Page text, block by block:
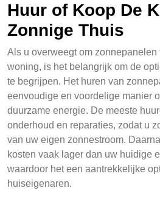
Huur of Koop De
Zonnige Thuis
Als u overweegt om
woning, is het belangrijk om de
te begrijpen. Het huren van
eenvoudige en voordelige manier
duurzame energie. De meeste
onderhoud en reparaties, zodat u
van uw eigen zonnestroom.
kosten vaak lager dan uw huidige
waardoor het een aantrekkelijke
huiseigenaren.